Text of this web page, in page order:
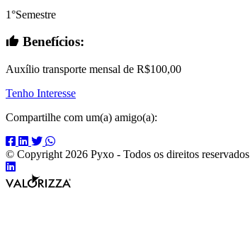
1°Semestre
Benefícios:
Auxílio transporte mensal de R$100,00
Tenho Interesse
Compartilhe com um(a) amigo(a):
Compartilhar
no
Compartilhar
no
Compartilhar
no
Compartilhar
no
App
© Copyright 2026 Pyxo - Todos os direitos reservados
Compartilhar
no
Linkedin
Valorizza
Desenvolvimento